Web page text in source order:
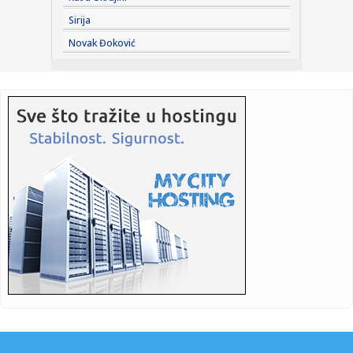
vezu?
23:38:Partizan demolirao Tobol, Ilić konačno zadovoljan: Na
momente j...
23:35: Otkriveni detalji pucnjave na američki konzulat; Iza svega
stoji...
23:34:
Benfika si...
23:33:Težak udes žene iz BiH: Bmw-om se „zakucala“ u zid, na nju
23:33:Kratak predah od vrućina: Pljuskovi noćas stižu u region,
osvj...
23:33:Osuđen provalnik iz BiH, branio se da je krao za liječenje
ćer...
Sirija
Novak Đoković